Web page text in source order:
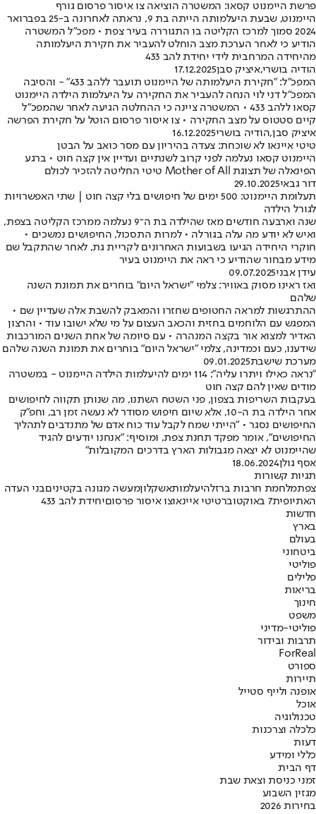
פרשת היימנוט קסאו: המשטרה הוציאה צו איסור פרסום גורף
היימנוט, שבעת היעלמותה הייתה בת 9, נראתה לאחרונה ב-25 בפברואר
2024 סמוך למרכז הקליטה בו התגוררה בעיר צפת • מפכ"ל המשטרה
הודיע כי לאחר הערכת מצב הוחלט להעביר את חקירת היעלמותה
מהיחידה המרחבית לידי יחידת להב 433
הודיה בושרי,איציק סבן17.12.2025
המפכ"ל: "חקירת היעלמותה של היימנוט תועבר ללהב 433" - והסיבה
המפכ"ל דני לוי הנחה להעביר את החקירה על היעלמות הילדה היימנוט
קסאו ללהב 433 • המשטרה ציינה כי ההחלטה הגיעה לאחר שהמפכ"ל
קיים סטטוס על מצב החקירה • צו איסור פרסום הוטל על חקירת הפרשה
איציק סבן,הודיה בושרי16.12.2025
טיטי איינאו לא שוכחת: צעדה בהיריון עם מסר כואב על הבטן
היימנוט קסאו נעלמה לפני קרוב לשנתיים ועדיין אין קצה חוט • ברגע
הפינאלה של תצוגת Mother of All טיטי החליטה להזכיר לכולם
דור גבאי29.10.2025
תעלומת היימנוט: 500 ימים של חיפושים בלי קצה חוט | שתי האפשרויות
לגורל הילדה
שנה וארבעה חודשים מאז שהילדה בת ה־9 נעלמה ממרכז הקליטה בצפת,
ואיש לא יודע מה עלה בגורלה • למרות התסכול, החיפושים נמשכים •
חוקרי היחידה הגיעו בשבועות האחרונים לקריית גת, לאחר שהתקבל שם
מידע מבחור שהודיע כי ראה את היימנוט בעיר
עידן אבני09.07.2025
ואז ראינו מסוק באוויר: צלמי "ישראל היום" בוחרים את תמונת השנה
שלהם
ההתרגשות למראה החטופים שחזרו והמאבק להשבת אלה שעדיין שם •
המפגש עם הלוחמים בחזית והכאב העצום על מי שלא ישובו עוד • והרצון
האדיר למצוא אור בקצה המנהרה • עם סיומה של אחת השנים המורכבות
שידענו, כעם וכמדינה, צלמי "ישראל היום" בוחרים את תמונת השנה שלהם
מערכת שישבת09.01.2025
"נראה כאילו ויתרו עליה": 114 ימים להיעלמות הילדה היימנוט - במשטרה
מודים שאין להם קצה חוט
בעקבות השריפות בצפון, פני השטח השתנו, מה שנותן תקווה לחיפושים
אחר הילדה בת ה-10, אלא שיום חיפוש מסודר לא נעשה זמן רב, וחפ"ק
החיפושים נסגר • "הייתי שמח לקבל עוד כוח אדם של מתנדבים לתהליך
החיפושים", אומר מפקד תחנת צפת, ומוסיף: "אנחנו יודעים להגיד
שהיימנוט לא יצאה מגבולות הארץ בדרכים המקובלות"
אסף גולן18.06.2024
תגיות קשורות
צפתמלחמת חרבות ברזלהיעלמותאשקלוןמעשה מגונה בקטיניםבני העדה
האתיופית7 באוקטובר טיטי איינאוצו איסור פרסוםיחידת להב 433
חדשות
בארץ
בעולם
ביטחוני
פוליטי
פלילים
בריאות
חינוך
משפט
פוליטי-מדיני
תרבות ובידור
ForReal
ספורט
תיירות
אופנה ולייף סטייל
אוכל
טכנולוגיה
כלכלה וצרכנות
דעות
כללי ומידע
דף הבית
זמני כניסת וצאת שבת
מגזין השבוע
בחירות 2026